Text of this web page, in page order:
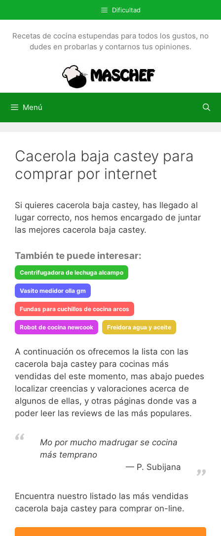
a
l
Dificultad
Recetas de cocina estupendas para todos los gustos, no
dudes en probarlas y contarnos tus opiniones.
Menú
Cacerola baja castey para
comprar por internet
Si quieres cacerola baja castey, has llegado al
lugar correcto, nos hemos encargado de juntar
las mejores cacerola baja castey.
También te puede interesar:
Centrifugadora de lechuga alcampo
Vasito medidor olla gm
Fundas para cuchillos de cocina arcos
Robot de cocina newcook Freidora agua y aceite
A continuación os ofrecemos la lista con las
cacerola baja castey para cocinas más
vendidas del este momento, mas abajo puedes
localizar creencias y valoraciones acerca de
algunos de ellas, y otras páginas donde vas a
poder leer las reviews de las más populares.
Mo por mucho madrugar se cocina
más temprano
P. Subijana
Encuentra nuestro listado las más vendidas
cacerola baja castey para comprar on-line.